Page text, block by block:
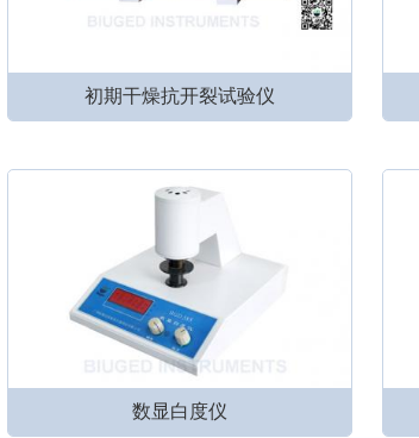
初期干燥抗开裂试验仪
数显白度仪